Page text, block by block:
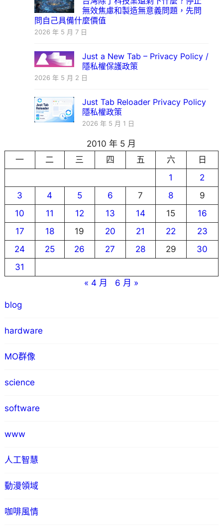
無效焦慮和製造無意義問題，先問
問自己具備什麼價值
2026 年 5 月 7 日
Just a New Tab – Privacy Policy /
隱私權保護政策
2026 年 5 月 2 日
Just Tab Reloader Privacy Policy
隱私權政策
2026 年 5 月 1 日
2010 年 5 月
一
二 三 四 五 六
日
1
2
3
4 5 6 7 8
9
10
11 12 13 14 15
16
17
18 19 20 21 22
23
24
25 26 27 28 29
30
31
« 4 月
6 月 »
blog
hardware
MO群像
science
software
www
人工智慧
動漫領域
咖啡風情